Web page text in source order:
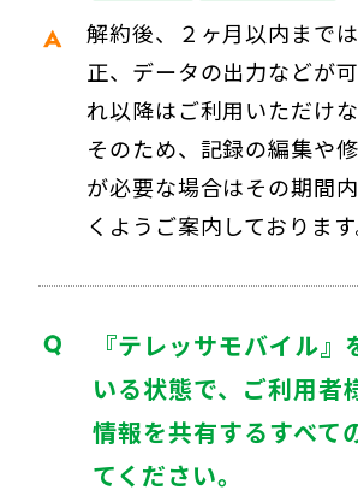
解約後、２ヶ月以内まで
正、データの出力などが
れ以降はご利用いただけな
そのため、記録の編集や
が必要な場合はその期間
くようご案内しております
『テレッサモバイル』
いる状態で、ご利用者
情報を共有するすべて
てください。